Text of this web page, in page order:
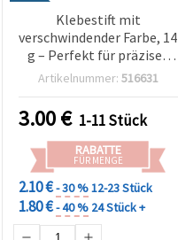
Klebestift mit
verschwindender Farbe, 14
g – Perfekt für präzises
Basteln, Nähen & kreative
Artikelnummer: 516631
3.00€ 1-11 Stück
RABATTE
FÜR MENGE
2.10 €- 30 %12-23 Stück
1.80 €- 40 % 24 Stück +